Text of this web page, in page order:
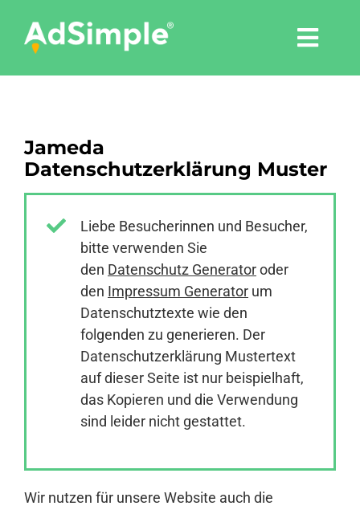
content
Tools
Pressemitteilungen
Anmelden
Jameda
Datenschutzerklärung Muster
Liebe Besucherinnen und Besucher,
bitte verwenden Sie
den Datenschutz Generatoroder
den Impressum Generator um
Datenschutztexte wie den
folgenden zu generieren. Der
Datenschutzerklärung Mustertext
auf dieser Seite ist nur beispielhaft,
das Kopieren und die Verwendung
sind leider nicht gestattet.
Wir nutzen für unsere Website auch die